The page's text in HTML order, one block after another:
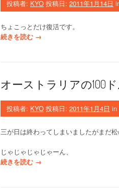
水
1
”
投稿者: KYO 投稿日: 2011年1月14日
ちょこっとだけ復活です。
続きを読む “
か
し
て
す
・
・
→
オーストラリアの100
投稿者: KYO 投稿日: 2011年1月4日 in
三が日は終わってしまいましたがまだ
じゃじゃじゃじゃーん、
続きを読む “
→